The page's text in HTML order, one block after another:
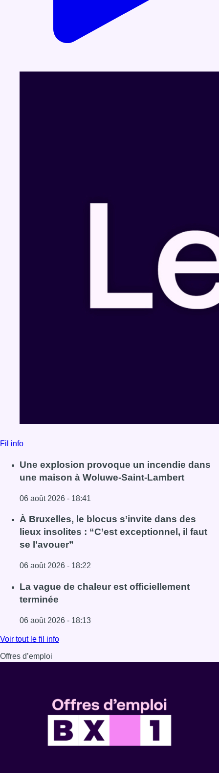
Fil info
Une explosion provoque un incendie dans
une maison à Woluwe-Saint-Lambert
06 août 2026 - 18:41
Lire l'article Une explosion provoque un incendie dans
À Bruxelles, le blocus s’invite dans des
lieux insolites : “C’est exceptionnel, il faut
se l’avouer”
06 août 2026 - 18:22
Lire l'article À Bruxelles, le blocus s’invite dans des lieux
La vague de chaleur est officiellement
terminée
06 août 2026 - 18:13
Lire l'article La vague de chaleur est officiellement
Voir tout le fil info
Offres d’emploi